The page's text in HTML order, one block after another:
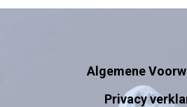
Algemene
Privacy